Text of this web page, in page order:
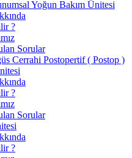
Yoğun Bakım Ünitesi
?
Sorular
Cerrahi Postopertif ( Postop )
?
Sorular
?